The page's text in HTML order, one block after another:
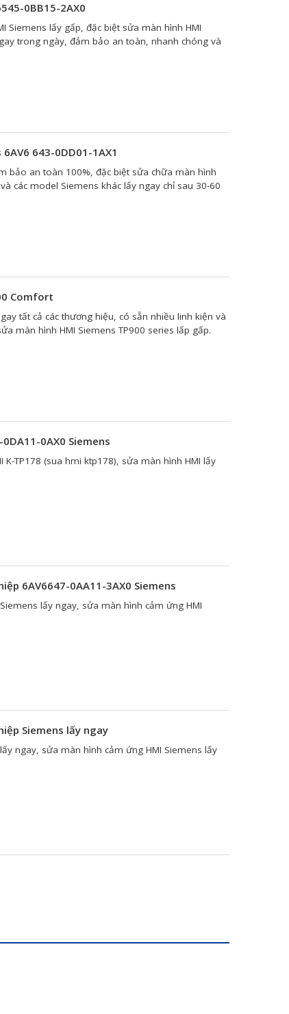
0BB15-2AX0
Siemens lấy gấp, đặc biệt sửa màn hình HMI
trong ngày, đảm bảo an toàn, nhanh chóng và
643-0DD01-1AX1
bảo an toàn 100%, đặc biệt sửa chữa màn hình
các model Siemens khác lấy ngay chỉ sau 30-60
Comfort
tất cả các thương hiệu, có sẵn nhiều linh kiện và
màn hình HMI Siemens TP900 series lấp gấp.
0AX0 Siemens
K-TP178 (sua hmi ktp178), sửa màn hình HMI lấy
6AV6647-0AA11-3AX0 Siemens
lấy ngay, sửa màn hình cảm ứng HMI
Siemens lấy ngay
ngay, sửa màn hình cảm ứng HMI Siemens lấy